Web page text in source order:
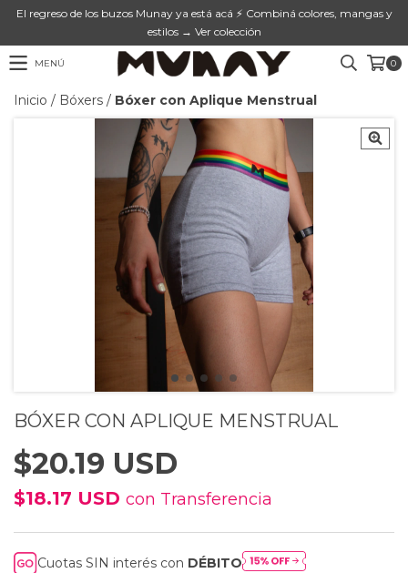
El regreso de los buzos Munay ya está acá ⚡ Combiná colores, mangas y
estilos → Ver colección
MENÚ 0
Inicio / Bóxers / Bóxer con Aplique Menstrual
BÓXER CON APLIQUE MENSTRUAL
$20.19 USD
$18.17 USD con Transferencia
Cuotas SIN interés con DÉBITO